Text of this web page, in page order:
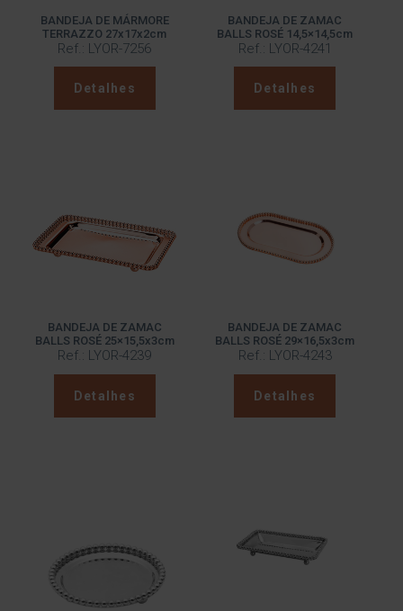
BANDEJA DE MÁRMORE
TERRAZZO 27x17x2cm
Ref.: LYOR-7256
Detalhes
BANDEJA DE ZAMAC
BALLS ROSÉ 14,5×14,5cm
Ref.: LYOR-4241
Detalhes
BANDEJA DE ZAMAC
BALLS ROSÉ 25×15,5x3cm
Ref.: LYOR-4239
Detalhes
BANDEJA DE ZAMAC
BALLS ROSÉ 29×16,5x3cm
Ref.: LYOR-4243
Detalhes